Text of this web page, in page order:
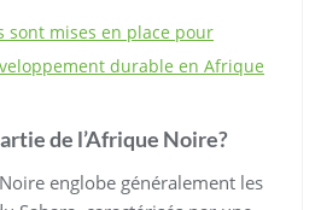
sont mises en place pour
durable en Afrique
de l’Afrique Noire?
englobe généralement les